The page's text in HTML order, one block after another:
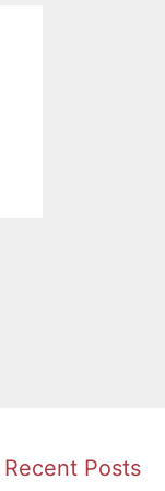
Recent Posts